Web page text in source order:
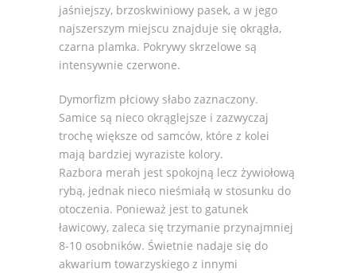
jaśniejszy, brzoskwiniowy pasek, a w jego
najszerszym miejscu znajduje się okrągła,
czarna plamka. Pokrywy skrzelowe są
intensywnie czerwone.
Dymorfizm płciowy słabo zaznaczony.
Samice są nieco okrąglejsze i zazwyczaj
trochę większe od samców, które z kolei
mają bardziej wyraziste kolory.
Razbora merah jest spokojną lecz żywiołową
rybą, jednak nieco nieśmiałą w stosunku do
otoczenia. Ponieważ jest to gatunek
ławicowy, zaleca się trzymanie przynajmniej
8-10 osobników. Świetnie nadaje się do
akwarium towarzyskiego z innymi